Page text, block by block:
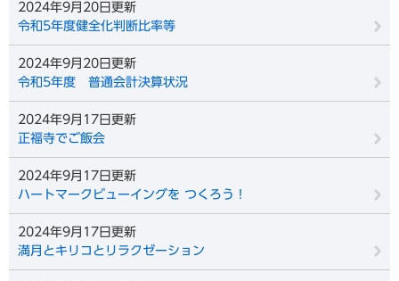
2024年9月20日更新
令和5年度健全化判断比率等
2024年9月20日更新
令和5年度 普通会計決算状況
2024年9月17日更新
正福寺でご飯会
2024年9月17日更新
ハートマークビューイングを つくろう！
2024年9月17日更新
満月とキリコとリラクゼーション